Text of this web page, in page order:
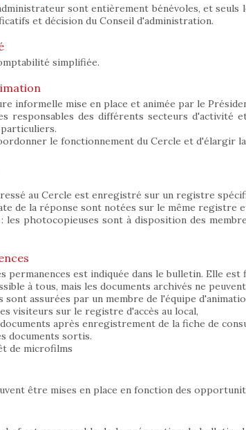
sont entièrement bénévoles, et
et décision du Conseil d'administration.
simplifiée.
informelle mise en place et animée par le
responsables des différents secteurs
le fonctionnement du Cercle et d'élargir
au Cercle est enregistré sur un registre
de la réponse sont notées sur le même registre
les photocopieuses sont à disposition des
permanences est indiquée dans le bulletin. Elle est
à tous, mais les documents archivés ne
sont assurées par un membre de l'équipe
visiteurs sur le registre d'accès au local,
après enregistrement de la fiche de
documents sortis.
de microfilms
être mises en place en fonction des